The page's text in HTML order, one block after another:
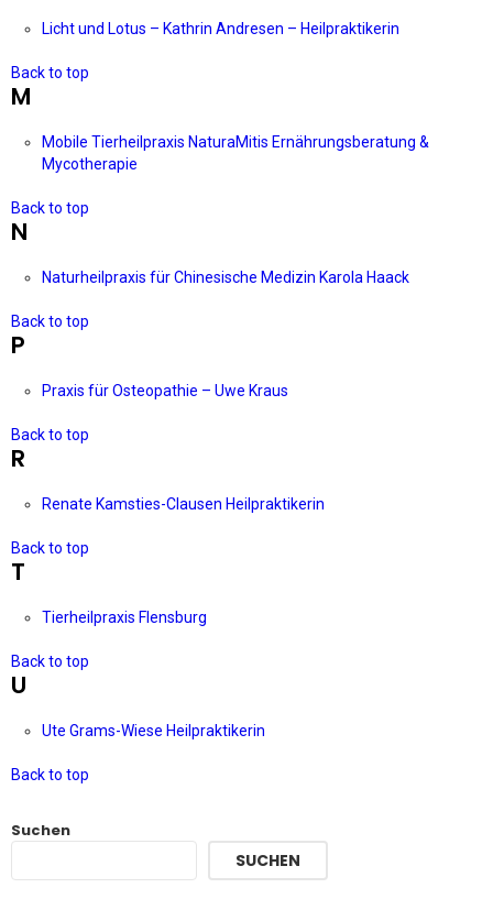
Licht und Lotus – Kathrin Andresen – Heilpraktikerin
Back to top
M
Mobile Tierheilpraxis NaturaMitis Ernährungsberatung &
Mycotherapie
Back to top
N
Naturheilpraxis für Chinesische Medizin Karola Haack
Back to top
P
Praxis für Osteopathie – Uwe Kraus
Back to top
R
Renate Kamsties-Clausen Heilpraktikerin
Back to top
T
Tierheilpraxis Flensburg
Back to top
U
Ute Grams-Wiese Heilpraktikerin
Back to top
Suchen
SUCHEN